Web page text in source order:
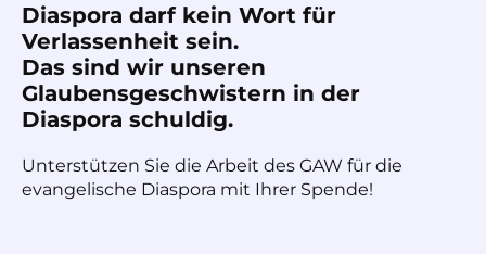
Diaspora darf kein Wort für
Verlassenheit sein.
Das sind wir unseren
Glaubensgeschwistern in der
Diaspora schuldig.
Unterstützen Sie die Arbeit des GAW für die
evangelische Diaspora mit Ihrer Spende!